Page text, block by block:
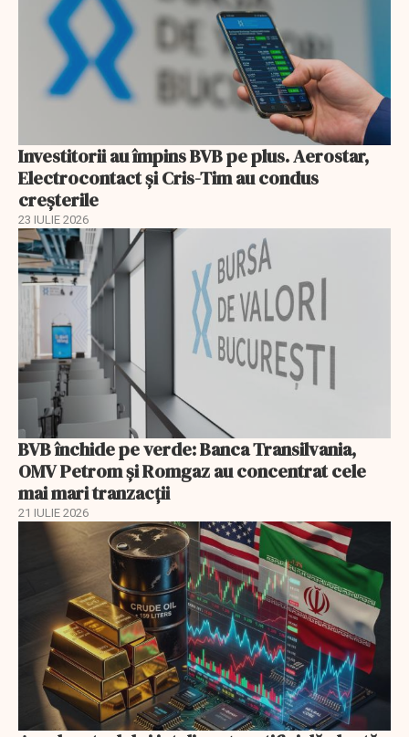
Investitorii au împins BVB pe plus. Aerostar,
Electrocontact și Cris-Tim au condus
creșterile
23 IULIE 2026
BVB închide pe verde: Banca Transilvania,
OMV Petrom și Romgaz au concentrat cele
mai mari tranzacții
21 IULIE 2026